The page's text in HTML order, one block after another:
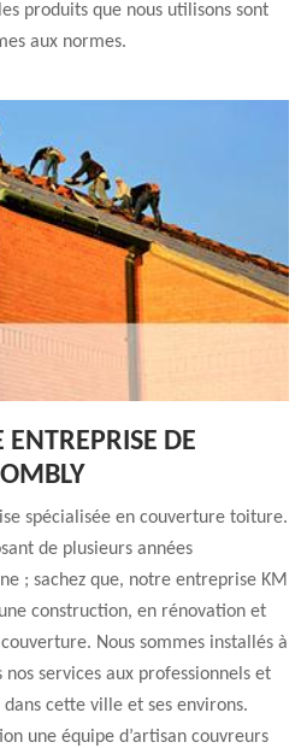
produits que nous utilisons sont
aux normes.
DE
spécialisée en couverture toiture.
de plusieurs années
; sachez que, notre entreprise KM
construction, en rénovation et
Nous sommes installés à
services aux professionnels et
cette ville et ses environs.
une équipe d’artisan couvreurs